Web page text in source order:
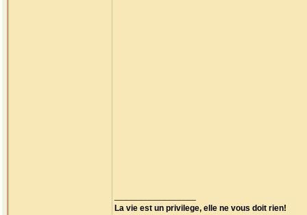
La vie est un privilege, elle ne vous doit rien!